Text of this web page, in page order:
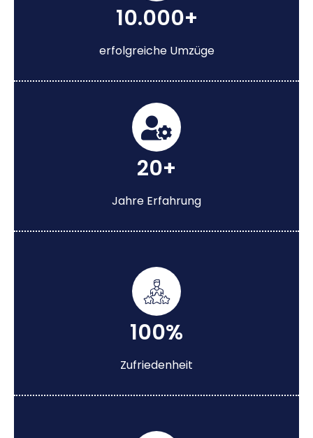
10.000+
erfolgreiche Umzüge
20+
Jahre Erfahrung
100%
Zufriedenheit